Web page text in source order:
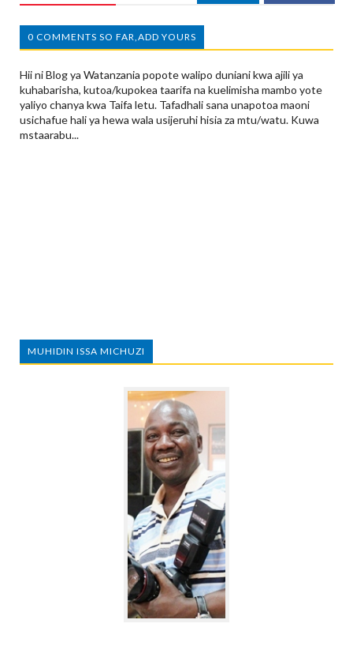
0 COMMENTS SO FAR,ADD YOURS
Hii ni Blog ya Watanzania popote walipo duniani kwa ajili ya
kuhabarisha, kutoa/kupokea taarifa na kuelimisha mambo yote
yaliyo chanya kwa Taifa letu. Tafadhali sana unapotoa maoni
usichafue hali ya hewa wala usijeruhi hisia za mtu/watu. Kuwa
mstaarabu...
MUHIDIN ISSA MICHUZI